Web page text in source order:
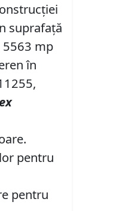
suprafață
5563 mp
în
pentru
pentru